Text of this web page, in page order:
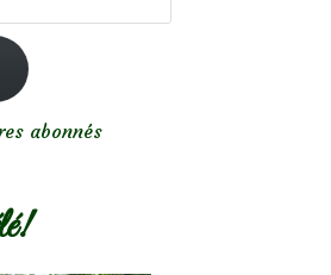
abonnés